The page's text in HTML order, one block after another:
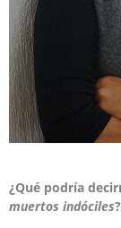
¿Qué podría
muertos indóciles?